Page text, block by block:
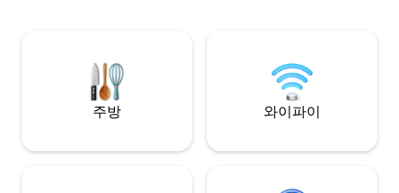
정한 휴양지입니다. 잊지 못할 숙박을 찾
계신다면 - 이곳이
주방 와이파이